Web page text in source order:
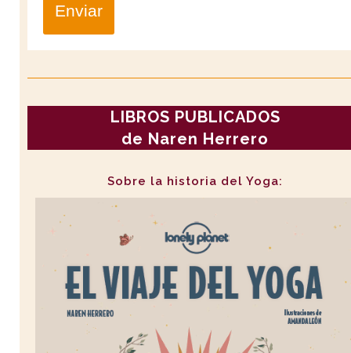
Enviar
LIBROS PUBLICADOS
de Naren Herrero
Sobre la historia del Yoga: